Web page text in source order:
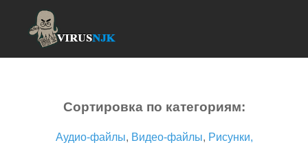
Сортировка по категориям:
Аудио-файлы, Видео-файлы, Рисунки,